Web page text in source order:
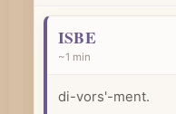
n
ISBE
~1 min
di-vors'-ment.